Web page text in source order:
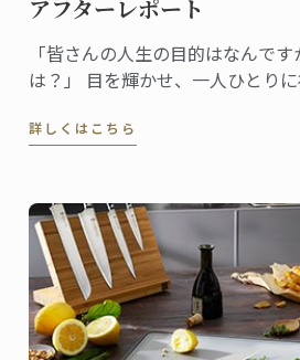
アフターレポート
「皆さんの人生の目的はなんで
は？」 目を輝かせ、一人ひとり
存在感が漂います。参加者の回答
詳しくはこちら